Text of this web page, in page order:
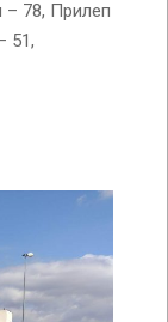
– 78, Прилеп
51,